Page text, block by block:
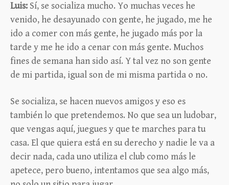
Luis: Sí, se socializa mucho. Yo muchas veces he
venido, he desayunado con gente, he jugado, me he
ido a comer con más gente, he jugado más por la
tarde y me he ido a cenar con más gente. Muchos
fines de semana han sido así. Y tal vez no son gente
de mi partida, igual son de mi misma partida o no.
Se socializa, se hacen nuevos amigos y eso es
también lo que pretendemos. No que sea un ludobar,
que vengas aquí, juegues y que te marches para tu
casa. El que quiera está en su derecho y nadie le va a
decir nada, cada uno utiliza el club como más le
apetece, pero bueno, intentamos que sea algo más,